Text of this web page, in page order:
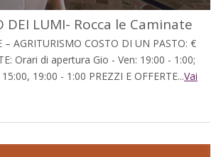
DEI LUMI- Rocca le Caminate
– AGRITURISMO COSTO DI UN PASTO: €
Orari di apertura Gio - Ven: 19:00 - 1:00;
19:00 - 1:00 PREZZI E OFFERTE...Vai